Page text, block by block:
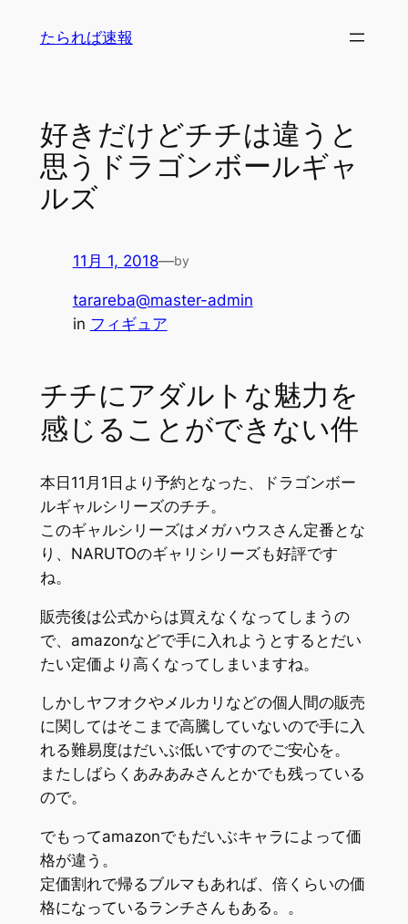
たられば速報
好きだけどチチは違うと
思うドラゴンボールギャ
ルズ
11月 1, 2018—by
tarareba@master-admin
in フィギュア
チチにアダルトな魅力を
感じることができない件
本日11月1日より予約となった、ドラゴンボー
ルギャルシリーズのチチ。
このギャルシリーズはメガハウスさん定番とな
り、NARUTOのギャリシリーズも好評です
ね。
販売後は公式からは買えなくなってしまうの
で、amazonなどで手に入れようとするとだい
たい定価より高くなってしまいますね。
しかしヤフオクやメルカリなどの個人間の販売
に関してはそこまで高騰していないので手に入
れる難易度はだいぶ低いですのでご安心を。
またしばらくあみあみさんとかでも残っている
ので。
でもってamazonでもだいぶキャラによって価
格が違う。
定価割れで帰るブルマもあれば、倍くらいの価
格になっているランチさんもある。。